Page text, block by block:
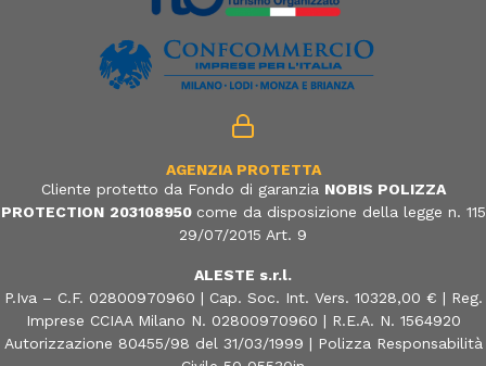
AGENZIA PROTETTA
Cliente protetto da Fondo di garanzia NOBIS POLIZZA
PROTECTION 203108950 come da disposizione della legge n. 115
29/07/2015 Art. 9
ALESTE s.r.l.
P.Iva – C.F. 02800970960 | Cap. Soc. Int. Vers. 10328,00 € | Reg.
Imprese CCIAA Milano N. 02800970960 | R.E.A. N. 1564920
Autorizzazione 80455/98 del 31/03/1999 | Polizza Responsabilità